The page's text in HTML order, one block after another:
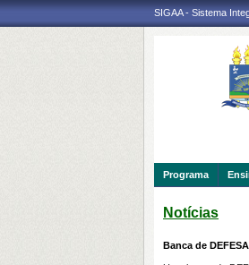
SIGAA - Sistema
Programa
Notícias
Banca de